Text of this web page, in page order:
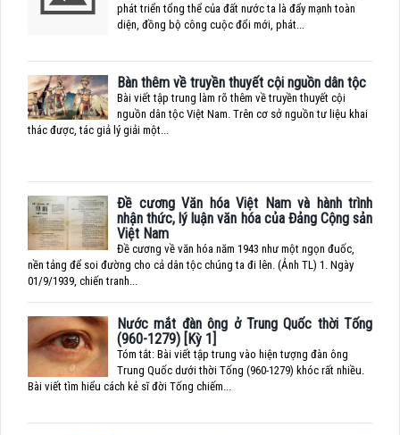
phát triển tổng thể của đất nước ta là đẩy mạnh toàn
diện, đồng bộ công cuộc đổi mới, phát...
Bàn thêm về truyền thuyết cội nguồn dân tộc
Bài viết tập trung làm rõ thêm về truyền thuyết cội
nguồn dân tộc Việt Nam. Trên cơ sở nguồn tư liệu khai
thác được, tác giả lý giải một...
Đề cương Văn hóa Việt Nam và hành trình
nhận thức, lý luận văn hóa của Đảng Cộng sản
Việt Nam
Đề cương về văn hóa năm 1943 như một ngọn đuốc,
nền tảng để soi đường cho cả dân tộc chúng ta đi lên. (Ảnh TL) 1. Ngày
01/9/1939, chiến tranh...
Nước mắt đàn ông ở Trung Quốc thời Tống
(960-1279) [Kỳ 1]
Tóm tắt: Bài viết tập trung vào hiện tượng đàn ông
Trung Quốc dưới thời Tống (960-1279) khóc rất nhiều.
Bài viết tìm hiểu cách kẻ sĩ đời Tống chiếm...